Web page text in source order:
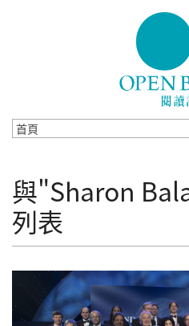
與"Sharon
列表